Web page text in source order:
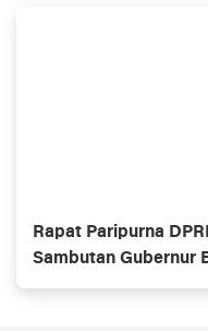
Rapat Paripurna
Sambutan Gubernur